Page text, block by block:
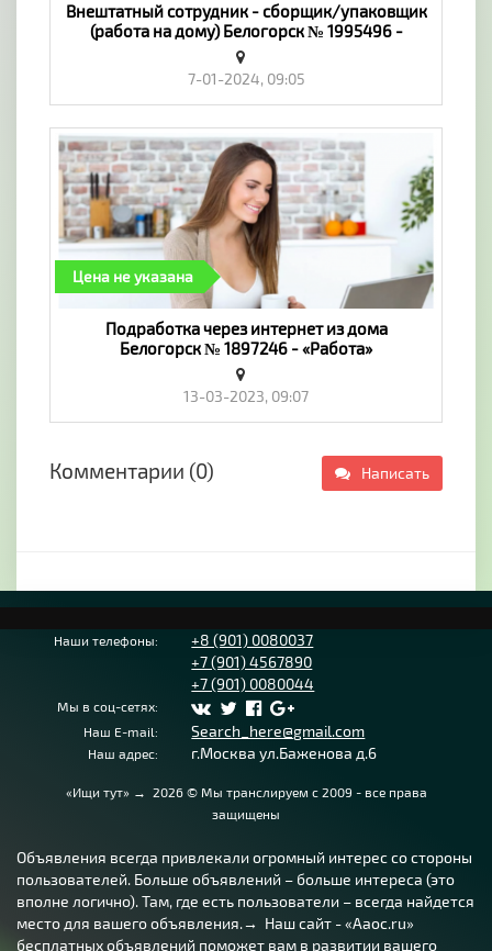
Внештатный сотрудник - сборщик/упаковщик
(работа на дому) Белогорск № 1995496 -
«Работа»
7-01-2024, 09:05
Цена не указана
Пoдpaбoткa чepeз интepнeт из дoмa
Белогорск № 1897246 - «Работа»
13-03-2023, 09:07
Комментарии (0) Написать
Наши телефоны:
+8 (901) 0080037
+7 (901) 4567890
+7 (901) 0080044
Мы в соц-сетях:
Наш E-mail:
Search_here@gmail.com
Наш адрес: г.Москва ул.Баженова д.6
«Ищи тут» → 2026© Мы транслируем с 2009 - все права
защищены
Объявления всегда привлекали огромный интерес со стороны
пользователей. Больше объявлений – больше интереса (это
вполне логично). Там, где есть пользователи – всегда найдется
место для вашего объявления.→ Наш сайт - «Aaoc.ru»
бесплатных объявлений поможет вам в развитии вашего